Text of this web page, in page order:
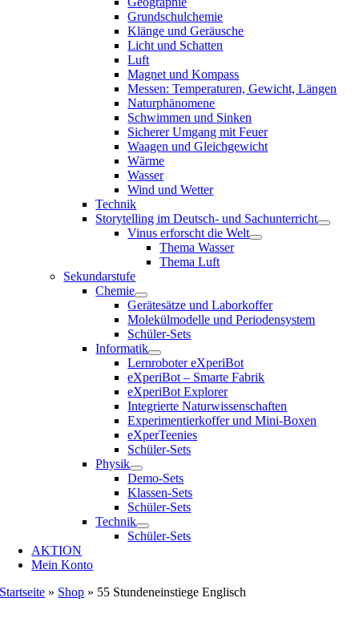
Grundschulchemie
Klänge und Geräusche
Licht und Schatten
Luft
Magnet und Kompass
Messen: Temperaturen, Gewicht, Längen
Naturphänomene
Schwimmen und Sinken
Sicherer Umgang mit Feuer
Waagen und Gleichgewicht
Wärme
Wasser
Wind und Wetter
Technik
Storytelling im Deutsch- und Sachunterricht
Vinus erforscht die Welt
Thema Wasser
Thema Luft
Sekundarstufe
Chemie
Gerätesätze und Laborkoffer
Molekülmodelle und Periodensystem
Schüler-Sets
Informatik
Lernroboter eXperiBot
eXperiBot – Smarte Fabrik
eXperiBot Explorer
Integrierte Naturwissenschaften
Experimentierkoffer und Mini-Boxen
eXperTeenies
Schüler-Sets
Physik
Demo-Sets
Klassen-Sets
Schüler-Sets
Technik
Schüler-Sets
AKTION
Mein Konto
Startseite » Shop » 55 Stundeneinstiege Englisch